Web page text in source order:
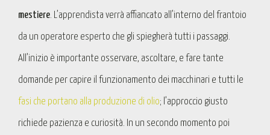
mestiere. L’apprendista verrà affiancato all’interno del frantoio
da un operatore esperto che gli spiegherà tutti i passaggi.
All’inizio è importante osservare, ascoltare, e fare tante
domande per capire il funzionamento dei macchinari e tutti le
fasi che portano alla produzione di olio; l’approccio giusto
richiede pazienza e curiosità. In un secondo momento poi